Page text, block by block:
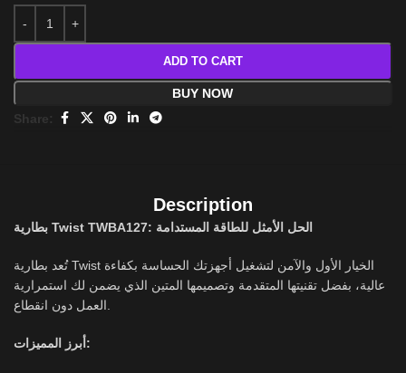
ADD TO CART
BUY NOW
Share:
Description
بطارية Twist TWBA127: الحل الأمثل للطاقة المستدامة
تُعد بطارية Twist الخيار الأول والآمن لتشغيل أجهزتك الحساسة بكفاءة
عالية، بفضل تقنيتها المتقدمة وتصميمها المتين الذي يضمن لك استمرارية
العمل دون انقطاع.
أبرز المميزات: